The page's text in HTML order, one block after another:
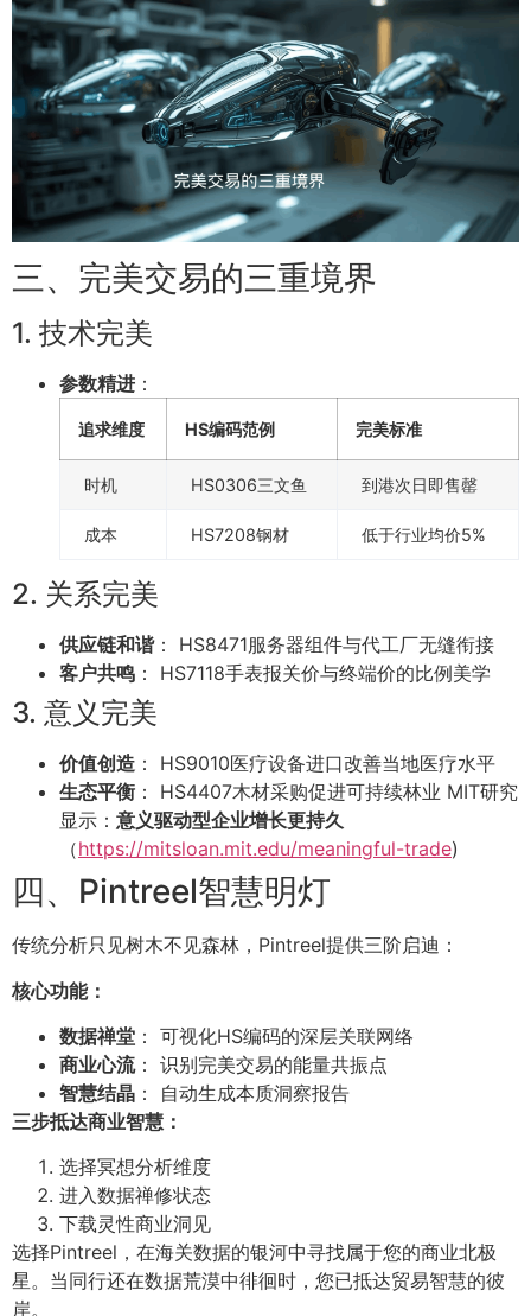
三、完美交易的三重境界
1. 技术完美
参数精进 ：
追求维度 HS编码范例 完美标准
时机 HS0306三文鱼 到港次日即售罄
成本 HS7208钢材 低于行业均价5%
2. 关系完美
供应链和谐： HS8471服务器组件与代工厂无缝衔接
客户共鸣 ： HS7118手表报关价与终端价的比例美学
3. 意义完美
价值创造 ： HS9010医疗设备进口改善当地医疗水平
生态平衡 ： HS4407木材采购促进可持续林业 MIT研究
显示： 意义驱动型企业增长更持久
（https://mitsloan.mit.edu/meaningful-trade)
四、Pintreel智慧明灯
传统分析只见树木不见森林，Pintreel提供三阶启迪：
核心功能：
数据禅堂 ： 可视化HS编码的深层关联网络
商业心流： 识别完美交易的能量共振点
智慧结晶 ： 自动生成本质洞察报告
三步抵达商业智慧：
选择冥想分析维度
进入数据禅修状态
下载灵性商业洞见
选择Pintreel，在海关数据的银河中寻找属于您的商业北极
星。当同行还在数据荒漠中徘徊时，您已抵达贸易智慧的彼
岸。